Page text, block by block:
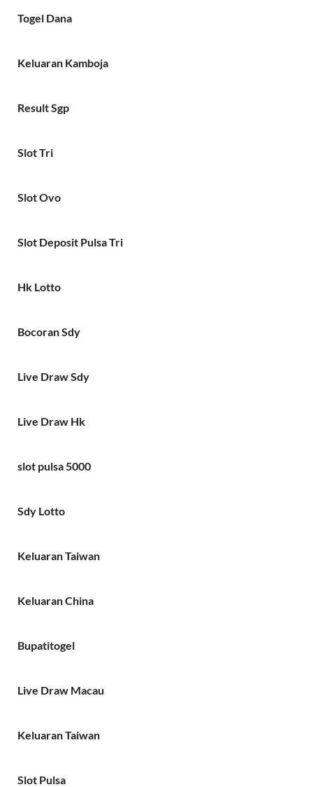
Togel Dana
Keluaran Kamboja
Result Sgp
Slot Tri
Slot Ovo
Slot Deposit Pulsa Tri
Hk Lotto
Bocoran Sdy
Live Draw Sdy
Live Draw Hk
slot pulsa 5000
Sdy Lotto
Keluaran Taiwan
Keluaran China
Bupatitogel
Live Draw Macau
Keluaran Taiwan
Slot Pulsa